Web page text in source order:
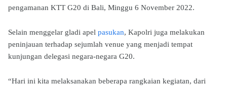
pengamanan KTT G20 di Bali, Minggu 6 November 2022.
Selain menggelar gladi apel pasukan, Kapolri juga melakukan
peninjauan terhadap sejumlah venue yang menjadi tempat
kunjungan delegasi negara-negara G20.
“Hari ini kita melaksanakan beberapa rangkaian kegiatan, dari